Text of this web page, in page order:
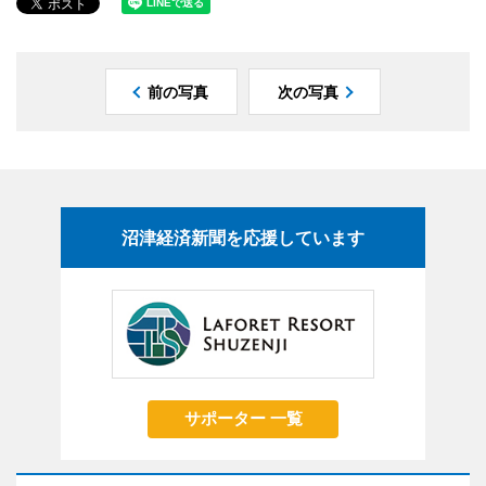
前の写真 次の写真
沼津経済新聞を応援しています
サポーター 一覧